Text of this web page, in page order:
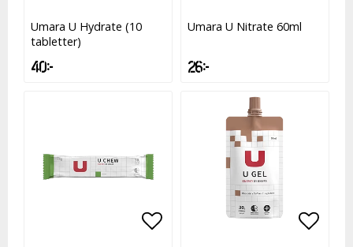
Lägg till i favoritlistan
Lägg till i favoritlistan
Umara U Hydrate (10
tabletter)
40 kr
Umara U Nitrate 60ml
26 kr